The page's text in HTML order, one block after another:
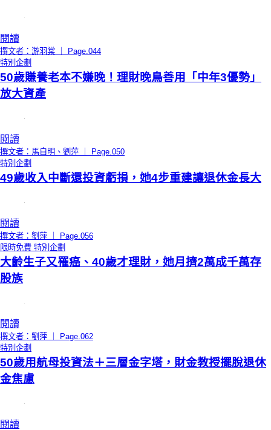
閱讀
撰文者：游羽棠 ｜ Page.044
特別企劃
50歲賺養老本不嫌晚！理財晚鳥善用「中年3優勢」
放大資產
閱讀
撰文者：馬自明、劉萍 ｜ Page.050
特別企劃
49歲收入中斷還投資虧損，她4步重建讓退休金長大
閱讀
撰文者：劉萍 ｜ Page.056
限時免費 特別企劃
大齡生子又罹癌、40歲才理財，她月擠2萬成千萬存
股族
閱讀
撰文者：劉萍 ｜ Page.062
特別企劃
50歲用航母投資法＋三層金字塔，財金教授擺脫退休
金焦慮
閱讀